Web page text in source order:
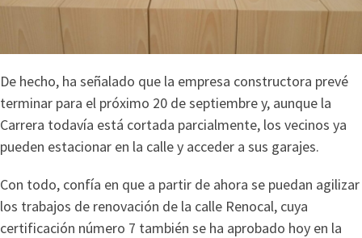
De hecho, ha señalado que la empresa constructora prevé
terminar para el próximo 20 de septiembre y, aunque la
Carrera todavía está cortada parcialmente, los vecinos ya
pueden estacionar en la calle y acceder a sus garajes.
Con todo, confía en que a partir de ahora se puedan agilizar
los trabajos de renovación de la calle Renocal, cuya
certificación número 7 también se ha aprobado hoy en la